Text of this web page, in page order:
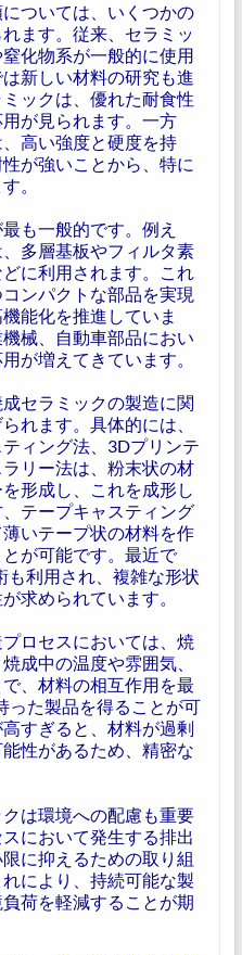
ついては、いくつかの
ます。従来、セラミッ
化物系が一般的に使用
新しい材料の研究も進
ックは、優れた耐食性
が見られます。一方
高い強度と硬度を持
が強いことから、特に
。
も一般的です。例え
多層基板やフィルタ素
に利用されます。これ
ンパクトな部品を実現
能化を推進していま
械、自動車部品におい
が増えてきています。
セラミックの製造に関
れます。具体的には、
ィング法、3Dプリンテ
リー法は、粉末状の材
形成し、これを成形し
テープキャスティング
いテープ状の材料を作
が可能です。最近で
も利用され、複雑な形状
求められています。
ロセスにおいては、焼
成中の温度や雰囲気、
、材料の相互作用を最
った製品を得ることが可
すぎると、材料が過剰
性があるため、精密な
は環境への配慮も重要
において発生する排出
に抑えるための取り組
により、持続可能な製
荷を軽減することが期